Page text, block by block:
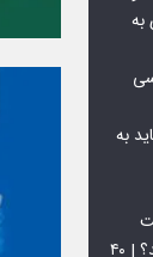
به
به
افق ۱۵ میلیون تنی فولاد سنگان چه شد؟ | ۴۰